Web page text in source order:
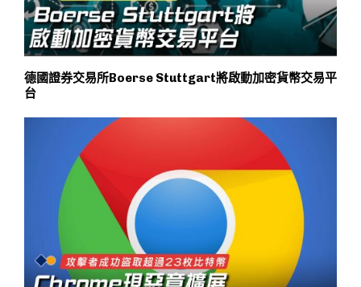
德國證券交易所Boerse Stuttgart將啟動加密貨幣交易平
台